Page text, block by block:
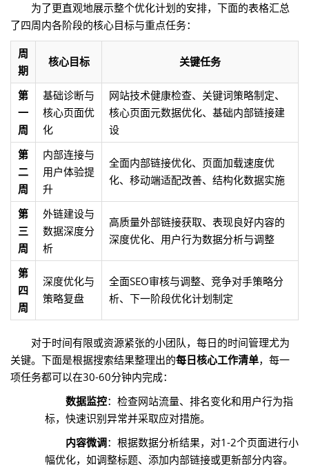
为了更直观地展示整个优化计划的安排，下面的表格汇总
了四周内各阶段的核心目标与重点任务：
周
期
核心目标 关键任务
第
一
周
基础诊断与
核心页面优
化
网站技术健康检查、关键词策略制定、
核心页面元数据优化、基础内部链接建
设
第
二
周
内部连接与
用户体验提
升
全面内部链接优化、页面加载速度优
化、移动端适配改善、结构化数据实施
第
三
周
外链建设与
数据深度分
析
高质量外部链接获取、表现良好内容的
深度优化、用户行为数据分析与调整
第
四
周
深度优化与
策略复盘
全面SEO审核与调整、竞争对手策略分
析、下一阶段优化计划制定
对于时间有限或资源紧张的小团队，每日的时间管理尤为
关键。下面是根据搜索结果整理出的每日核心工作清单，每一
项任务都可以在30-60分钟内完成：
数据监控：检查网站流量、排名变化和用户行为指
标，快速识别异常并采取应对措施。
内容微调：根据数据分析结果，对1-2个页面进行小
幅优化，如调整标题、添加内部链接或更新部分内容。